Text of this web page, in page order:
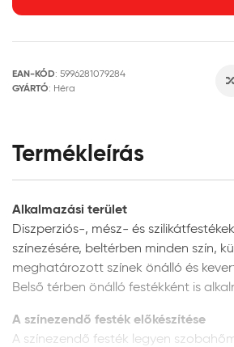
EAN-KÓD: 5996281079284
GYÁRTÓ: Héra
Termékleírás
Alkalmazási terület
Diszperziós-, mész- és
színezésére, beltérben minden szín,
meghatározott színek önálló és
Belső térben önálló festékként is
A színezendő festék előkészítése
A színezendő festék legyen